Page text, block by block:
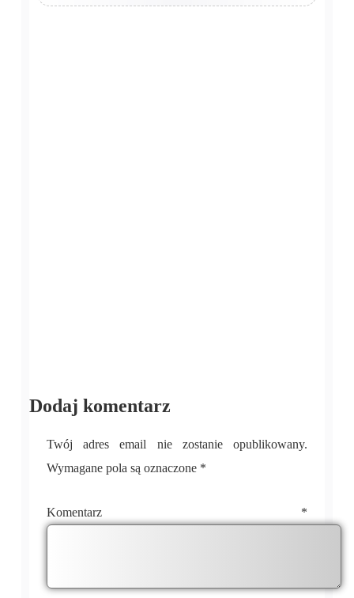
Dodaj komentarz
Twój adres email nie zostanie opublikowany.
Wymagane pola są oznaczone *
Komentarz *